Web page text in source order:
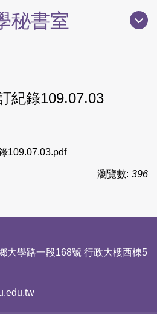
秘書室
紀錄109.07.03
109.07.03.pdf
瀏覽數: 396
大學路一段168號 行政大樓西棟5